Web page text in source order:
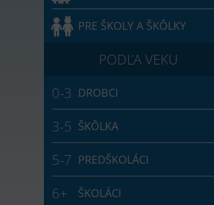
PRE ŠKOLY A ŠKÔLKY
DROBCI
ŠKÔLKA
PREDŠKOLÁCI
ŠKOLÁCI